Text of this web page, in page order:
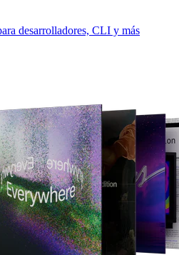
desarrolladores, CLI y más